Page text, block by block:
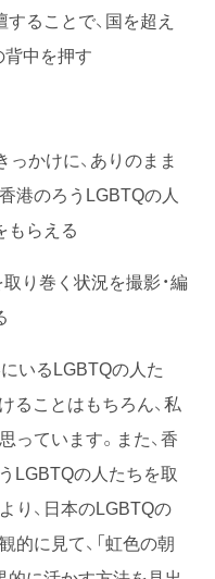
することで、国を超え
中を押す
っかけに、ありのまま
港のろうLGBTQの人
もらえる
り巻く状況を撮影・編
いるLGBTQの人た
ることはもちろん、私
っています。また、香
LGBTQの人たちを取
り、日本のLGBTQの
に見て、「虹色の朝